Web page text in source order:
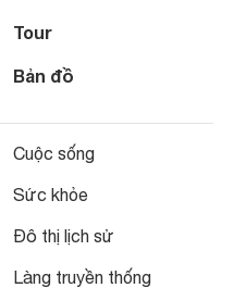
Tour
Bản đồ
Cuộc sống
Sức khỏe
Đô thị lịch sử
Làng truyền thống